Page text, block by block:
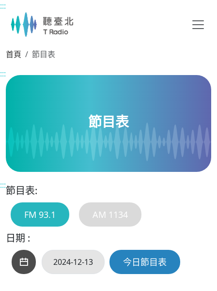
主要內容區塊
:::
首頁
節目表
:::
節目表
:::節目表:
FM 93.1 AM 1134
日期 :
今日節目表